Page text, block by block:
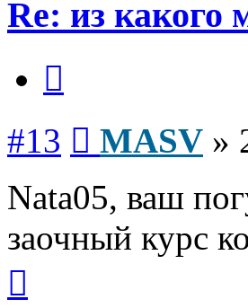
Re: из какого
#13 MASV »
Nata05, ваш
заочный курс
началу